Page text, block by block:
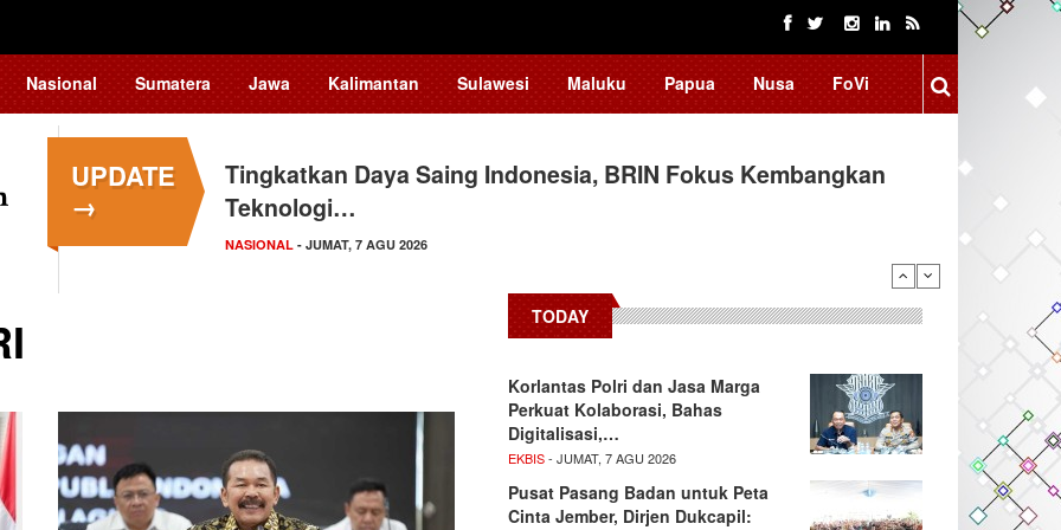
Nasional Sumatera Jawa Kalimantan Sulawesi Maluku Papua Nusa FoVi
UPDATE
→
Tingkatkan Daya Saing Indonesia, BRIN Fokus Kembangkan
Teknologi…
NASIONAL - JUMAT, 7 AGU 2026
TODAY
Korlantas Polri dan Jasa Marga
Perkuat Kolaborasi, Bahas
Digitalisasi,…
EKBIS- JUMAT, 7 AGU 2026
Pusat Pasang Badan untuk Peta
Cinta Jember, Dirjen Dukcapil: